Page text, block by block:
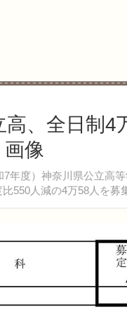
高、全日制
像
年度）神奈川県公立高
550人減の4万58人を募